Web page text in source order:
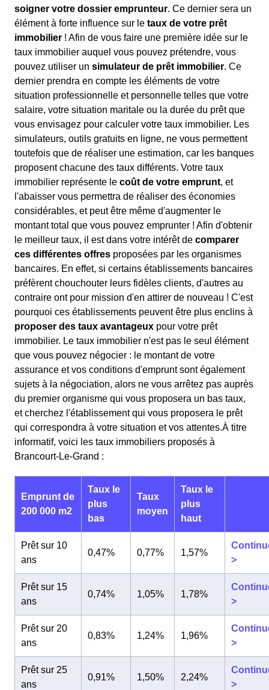
soigner votre dossier emprunteur. Ce dernier sera un
élément à forte influence sur le taux de votre prêt
immobilier ! Afin de vous faire une première idée sur le
taux immobilier auquel vous pouvez prétendre, vous
pouvez utiliser un simulateur de prêt immobilier. Ce
dernier prendra en compte les éléments de votre
situation professionnelle et personnelle telles que votre
salaire, votre situation maritale ou la durée du prêt que
vous envisagez pour calculer votre taux immobilier. Les
simulateurs, outils gratuits en ligne, ne vous permettent
toutefois que de réaliser une estimation, car les banques
proposent chacune des taux différents. Votre taux
immobilier représente le coût de votre emprunt, et
l'abaisser vous permettra de réaliser des économies
considérables, et peut être même d'augmenter le
montant total que vous pouvez emprunter ! Afin d'obtenir
le meilleur taux, il est dans votre intérêt de comparer
ces différentes offres proposées par les organismes
bancaires. En effet, si certains établissements bancaires
préfèrent chouchouter leurs fidèles clients, d'autres au
contraire ont pour mission d'en attirer de nouveau ! C'est
pourquoi ces établissements peuvent être plus enclins à
proposer des taux avantageux pour votre prêt
immobilier. Le taux immobilier n'est pas le seul élément
que vous pouvez négocier : le montant de votre
assurance et vos conditions d'emprunt sont également
sujets à la négociation, alors ne vous arrêtez pas auprès
du premier organisme qui vous proposera un bas taux,
et cherchez l'établissement qui vous proposera le prêt
qui correspondra à votre situation et vos attentes.À titre
informatif, voici les taux immobiliers proposés à
Brancourt-Le-Grand :
Emprunt de
200 000 m2
Taux le
plus
bas
Taux
moyen
Taux le
plus
haut
Prêt sur 10
ans
0,47% 0,77% 1,57%
>
Prêt sur 15
ans
0,74% 1,05% 1,78%
>
Prêt sur 20
ans
0,83% 1,24% 1,96%
>
Prêt sur 25
ans
0,91% 1,50% 2,24%
>